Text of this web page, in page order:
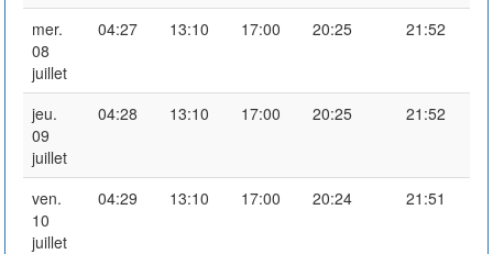
mer.
08
juillet
04:27 13:10 17:00 20:25 21:52
jeu.
09
juillet
04:28 13:10 17:00 20:25 21:52
ven.
10
juillet
04:29 13:10 17:00 20:24 21:51